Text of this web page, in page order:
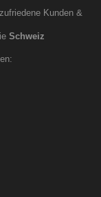
Kunden &
Schweiz